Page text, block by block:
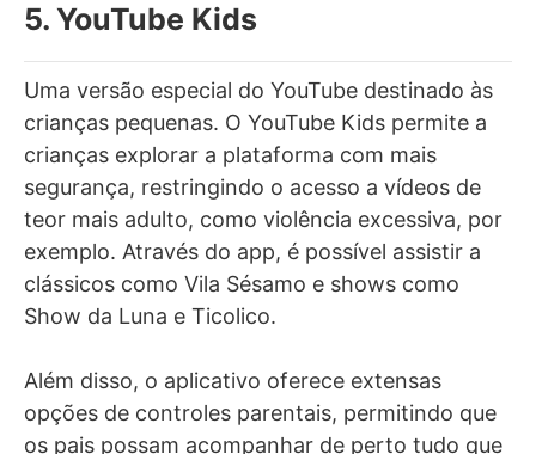
5. YouTube Kids
Uma versão especial do YouTube destinado às
crianças pequenas. O YouTube Kids permite a
crianças explorar a plataforma com mais
segurança, restringindo o acesso a vídeos de
teor mais adulto, como violência excessiva, por
exemplo. Através do app, é possível assistir a
clássicos como Vila Sésamo e shows como
Show da Luna e Ticolico.
Além disso, o aplicativo oferece extensas
opções de controles parentais, permitindo que
os pais possam acompanhar de perto tudo que